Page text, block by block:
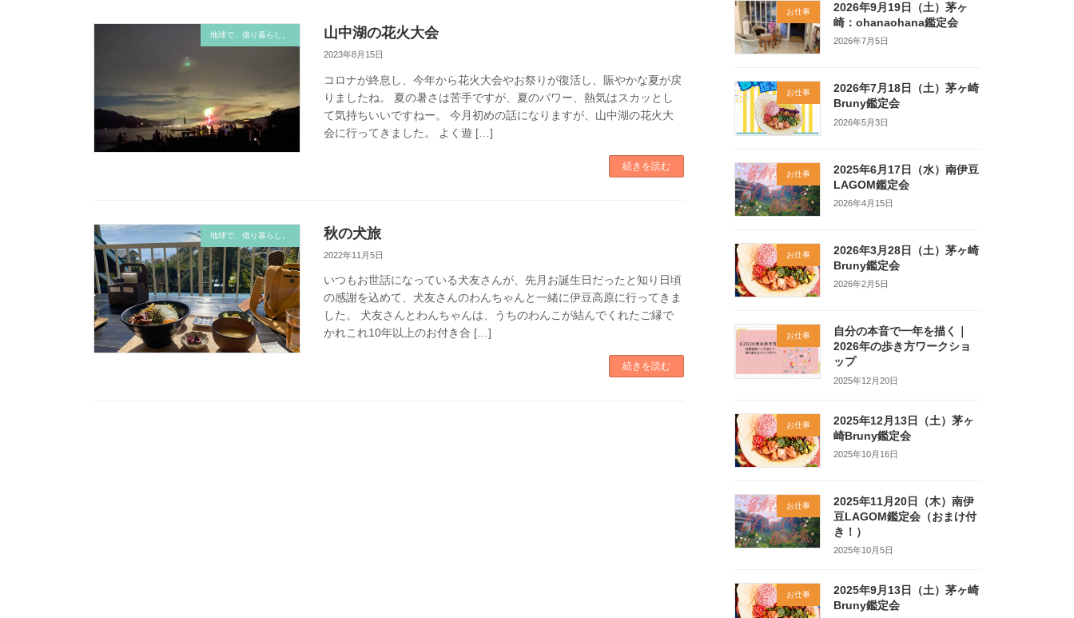
地球で、借り暮らし。 山中湖の花火大会
2023年8月15日
コロナが終息し、今年から花火大会やお祭りが復活し、賑やかな夏が戻
りましたね。 夏の暑さは苦手ですが、夏のパワー、熱気はスカッとし
て気持ちいいですねー。 今月初めの話になりますが、山中湖の花火大
会に行ってきました。 よく遊 […]
続きを読む
地球で、借り暮らし。 秋の犬旅
2022年11月5日
いつもお世話になっている犬友さんが、先月お誕生日だったと知り日頃
の感謝を込めて、犬友さんのわんちゃんと一緒に伊豆高原に行ってきま
した。 犬友さんとわんちゃんは、うちのわんこが結んでくれたご縁で
かれこれ10年以上のお付き合 […]
続きを読む
お仕事
2026年9月19日（土）茅ヶ
崎：ohanaohana鑑定会
2026年7月5日
お仕事
2026年7月18日（土）茅ヶ崎
Bruny鑑定会
2026年5月3日
お仕事
2025年6月17日（水）南伊豆
LAGOM鑑定会
2026年4月15日
お仕事
2026年3月28日（土）茅ヶ崎
Bruny鑑定会
2026年2月5日
お仕事
自分の本音で一年を描く｜
2026年の歩き方ワークショ
ップ
2025年12月20日
お仕事
2025年12月13日（土）茅ヶ
崎Bruny鑑定会
2025年10月16日
お仕事
2025年11月20日（木）南伊
豆LAGOM鑑定会（おまけ付
き！）
2025年10月5日
お仕事
2025年9月13日（土）茅ヶ崎
Bruny鑑定会